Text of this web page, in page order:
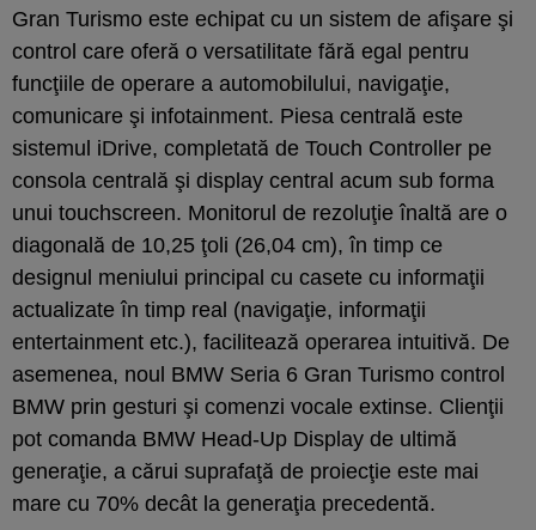
Gran Turismo este echipat cu un sistem de afişare şi
control care oferă o versatilitate fără egal pentru
funcţiile de operare a automobilului, navigaţie,
comunicare şi infotainment. Piesa centrală este
sistemul iDrive, completată de Touch Controller pe
consola centrală şi display central acum sub forma
unui touchscreen. Monitorul de rezoluţie înaltă are o
diagonală de 10,25 ţoli (26,04 cm), în timp ce
designul meniului principal cu casete cu informaţii
actualizate în timp real (navigaţie, informaţii
entertainment etc.), facilitează operarea intuitivă. De
asemenea, noul BMW Seria 6 Gran Turismo control
BMW prin gesturi şi comenzi vocale extinse. Clienţii
pot comanda BMW Head-Up Display de ultimă
generaţie, a cărui suprafaţă de proiecţie este mai
mare cu 70% decât la generaţia precedentă.